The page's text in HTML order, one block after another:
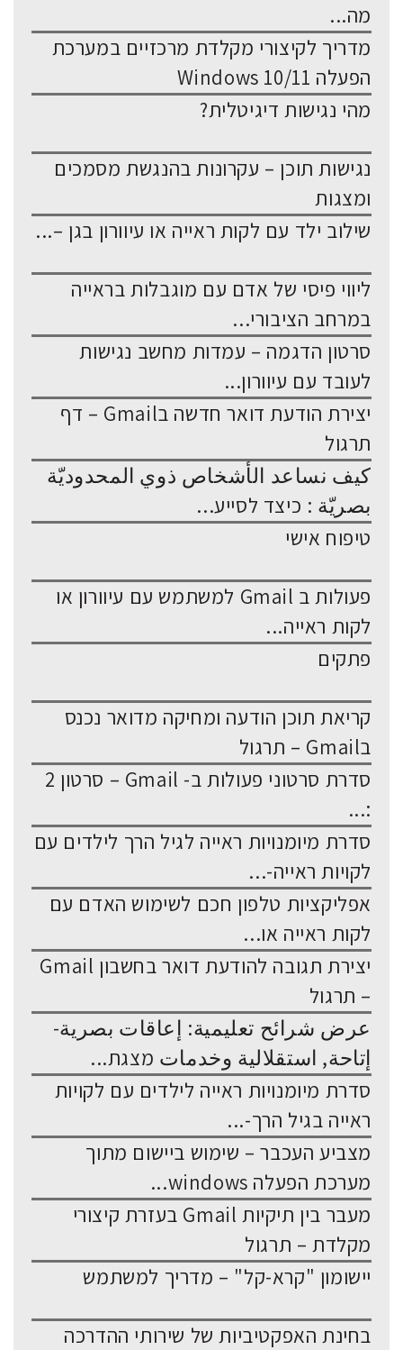
מה...
מדריך לקיצורי מקלדת מרכזיים במערכת
הפעלה Windows 10/11
מהי נגישות דיגיטלית?
נגישות תוכן – עקרונות בהנגשת מסמכים
ומצגות
שילוב ילד עם לקות ראייה או עיוורון בגן –...
ליווי פיסי של אדם עם מוגבלות בראייה
במרחב הציבורי...
סרטון הדגמה – עמדות מחשב נגישות
לעובד עם עיוורון...
יצירת הודעת דואר חדשה בGmail – דף
תרגול
كيف نساعد الأشخاص ذوي المحدوديّة
بصريّة : כיצד לסייע...
טיפוח אישי
פעולות ב Gmail למשתמש עם עיוורון או
לקות ראייה...
פתקים
קריאת תוכן הודעה ומחיקה מדואר נכנס
בGmail – תרגול
סדרת סרטוני פעולות ב- Gmail – סרטון 2
:...
סדרת מיומנויות ראייה לגיל הרך לילדים עם
לקויות ראייה-...
אפליקציות טלפון חכם לשימוש האדם עם
לקות ראייה או...
יצירת תגובה להודעת דואר בחשבון Gmail
– תרגול
عرض شرائح تعليمية: إعاقات بصرية-
إتاحة, استقلالية وخدمات מצגת...
סדרת מיומנויות ראייה לילדים עם לקויות
ראייה בגיל הרך-...
מצביע העכבר – שימוש ביישום מתוך
מערכת הפעלה windows...
מעבר בין תיקיות Gmail בעזרת קיצורי
מקלדת – תרגול
יישומון "קרא-קל" – מדריך למשתמש
בחינת האפקטיביות של שירותי ההדרכה